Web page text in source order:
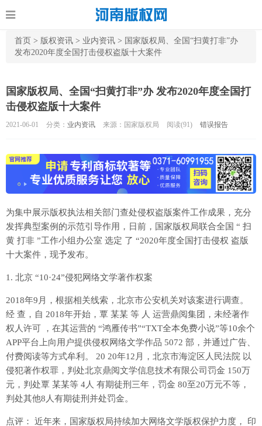
首页 > 版权资讯 > 业内资讯 > 国家版权局、全国“扫黄打非”办
发布2020年度全国打击侵权盗版十大案件
国家版权局、全国“扫黄打非”办 发布2020年度全国打
击侵权盗版十大案件
2021-06-01 分类： 业内资讯 来源：国家版权局 阅读(91) 错误报告
为集中展示版权执法相关部门查处侵权盗版案件工作成果，充分
发挥典型案例的示范引导作用，日前，国家版权局联合全国 “ 扫
黄 打非 ”工作小组办公室 选定 了 “2020年度全国打击侵权 盗版
十大案件，现予发布。
1. 北京 “10·24”侵犯网络文学著作权案
2018年9月，根据相关线索，北京市公安机关对该案进行调查。
经 查，自 2018年开始，覃 某某 等 人 运营鼎阅集团，未经著作
权人许可 ，在其运营的 “鸿雁传书”“TXT全本免费小说”等10余个
APP平台上向用户提供侵权网络文学作品 5072 部，并通过广告、
付费阅读等方式牟利。 20 20年12月，北京市海淀区人民法院 以
侵犯著作权罪，判处北京鼎阅文学信息技术有限公司罚金 150万
元，判处覃 某某等 4人 有期徒刑三年，罚金 80至20万元不等，
判处其他8人有期徒刑并处罚金。
点评： 近年来，国家版权局持续加大网络文学版权保护力度， 印